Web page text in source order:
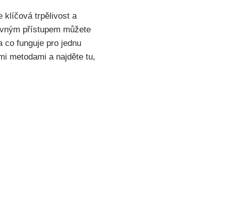
klíčová trpělivost a
přístupem můžete
‌co funguje pro jednu
metodami a najděte tu,